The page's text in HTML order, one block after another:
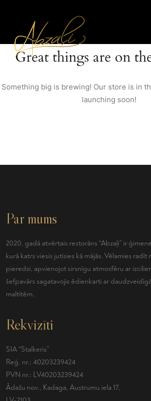
Great things are on
Something big is brewing! Our store is in
launching soon!
Par mums
2020. gadā atvērtais restorāns “Abzaļi” ir
kurā katrs viesis jutīsies kā mājās. Vēlamies radīt
pieredzi, apvienojot sirsnīgu atmosfēru ar
šefpavārs sagatavojis ēdienkarti ar
maltītēm.
Rekvizīti
SIA “Stalkeris”
Reģ. nr.: 40203239424
PVN nr.: LV40203239424
Ādažu nov., Kadaga, Austrumu iela 17,